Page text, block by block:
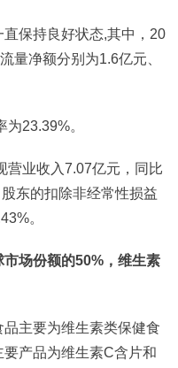
保持良好状态,其中，20
量净额分别为1.6亿元、
23.39%。
营业收入7.07亿元，同比
东的扣除非经常性损益
。
场份额的50%，维生素
主要为维生素类保健食
产品为维生素C含片和